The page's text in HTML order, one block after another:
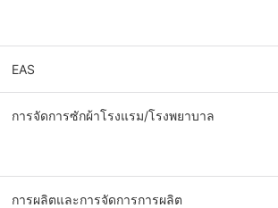
EAS
การจัดการซักผ้าโรงแรม/โรงพยาบาล
การผลิตและการจัดการการผลิต